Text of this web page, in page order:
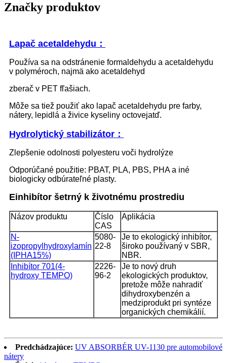
Značky produktov
Lapač acetaldehydu ：
Používa sa na odstránenie formaldehydu a acetaldehydu
v polyméroch, najmä ako acetaldehyd
zberač v PET fľašiach.
Môže sa tiež použiť ako lapač acetaldehydu pre farby,
nátery, lepidlá a živice kyseliny octovejatď.
Hydrolytický stabilizátor ：
Zlepšenie odolnosti polyesteru voči hydrolýze
Odporúčané použitie: PBAT, PLA, PBS, PHA a iné
biologicky odbúrateľné plasty.
Einhibítor šetrný k životnému prostrediu
Názov produktu
Číslo
CAS
Aplikácia
N-
izopropylhydroxylamín
(IPHA15%)
5080-
22-8
Je to ekologický inhibítor,
široko používaný v SBR,
NBR.
Inhibítor 701(4-
hydroxy TEMPO)
2226-
96-2
Je to nový druh
ekologických produktov,
pretože môže nahradiť
dihydroxybenzén a
medziprodukt pri syntéze
organických chemikálií.
Predchádzajúce: UV ABSORBÉR UV-1130 pre automobilové
nátery